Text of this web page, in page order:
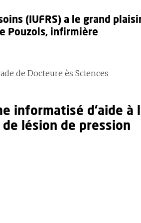
(IUFRS) a le grand
Pouzols, infirmière
de Docteure ès Sciences
informatisé d’aide à
lésion de pression